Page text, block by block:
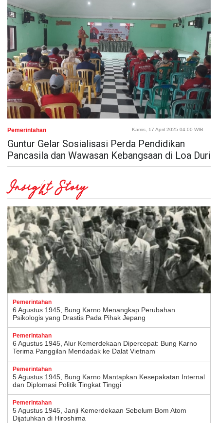
Pemerintahan Kamis, 17 April 2025 04:00 WIB
Guntur Gelar Sosialisasi Perda Pendidikan
Pancasila dan Wawasan Kebangsaan di Loa Duri
Insight Story
Pemerintahan
6 Agustus 1945, Bung Karno Menangkap Perubahan
Psikologis yang Drastis Pada Pihak Jepang
Pemerintahan
6 Agustus 1945, Alur Kemerdekaan Dipercepat: Bung Karno
Terima Panggilan Mendadak ke Dalat Vietnam
Pemerintahan
5 Agustus 1945, Bung Karno Mantapkan Kesepakatan Internal
dan Diplomasi Politik Tingkat Tinggi
Pemerintahan
5 Agustus 1945, Janji Kemerdekaan Sebelum Bom Atom
Dijatuhkan di Hiroshima